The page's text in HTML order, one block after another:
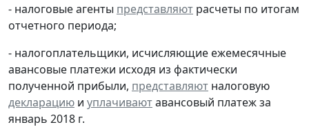
- налоговые агенты представляют расчеты по итогам
отчетного периода;
- налогоплательщики, исчисляющие ежемесячные
авансовые платежи исходя из фактически
полученной прибыли, представляют налоговую
декларацию и уплачиваютавансовый платеж за
январь 2018 г.